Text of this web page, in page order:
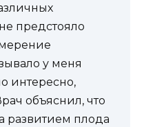
предстояло
у меня
интересно,
объяснил, что
развитием плода